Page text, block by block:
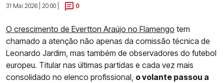
31 Mai 2026 | 20:00 |
0
O crescimento de Evertton Araújo no Flamengo tem
chamado a atenção não apenas da comissão técnica de
Leonardo Jardim, mas também de observadores do futebol
europeu. Titular nas últimas partidas e cada vez mais
consolidado no elenco profissional, o volante passou a